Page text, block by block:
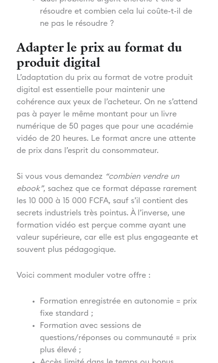
résoudre et combien cela lui coûte-t-il de
ne pas le résoudre ?
Adapter le prix au format du
produit digital
L’adaptation du prix au format de votre produit
digital est essentielle pour maintenir une
cohérence aux yeux de l’acheteur. On ne s’attend
pas à payer le même montant pour un livre
numérique de 50 pages que pour une académie
vidéo de 20 heures. Le format ancre une attente
de prix dans l’esprit du consommateur.
Si vous vous demandez “combien vendre un
ebook”, sachez que ce format dépasse rarement
les 10 000 à 15 000 FCFA, sauf s’il contient des
secrets industriels très pointus. À l’inverse, une
formation vidéo est perçue comme ayant une
valeur supérieure, car elle est plus engageante et
souvent plus pédagogique.
Voici comment moduler votre offre :
Formation enregistrée en autonomie = prix
fixe standard ;
Formation avec sessions de
questions/réponses ou communauté = prix
plus élevé ;